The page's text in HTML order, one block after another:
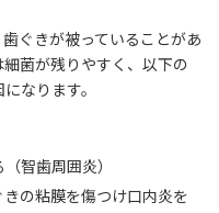
ぐきが被っていることがあ
菌が残りやすく、以下の
なります。
智歯周囲炎）
の粘膜を傷つけ口内炎を